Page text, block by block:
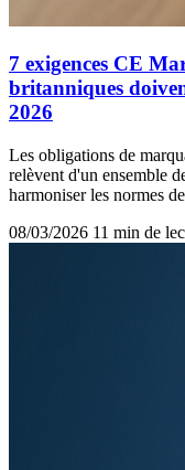
7 exigences CE
britanniques
2026
Les obligations de
relèvent d'un ensemble
harmoniser les normes
08/03/2026 11 min de